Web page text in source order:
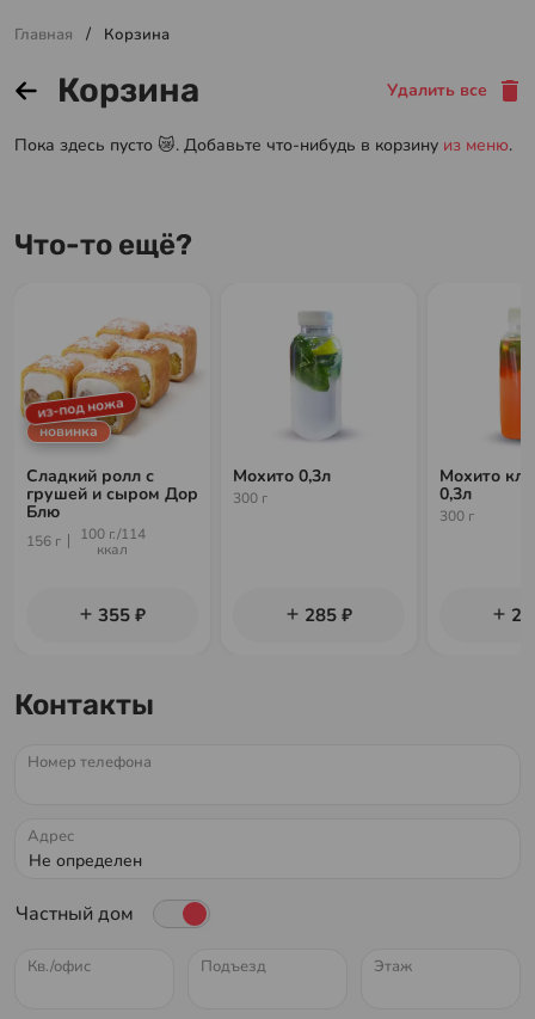
Главная / Корзина
Корзина Удалить все
Пока здесь пусто 😿. Добавьте что-нибудь в корзину из меню.
Что-то ещё?
из-под ножа
новинка
Сладкий ролл с
грушей и сыром Дор
Блю
156 г
100 г./114
ккал
355 ₽
Мохито 0,3л
300 г
285 ₽
Мохито
0,3л
300 г
Контакты
Номер телефона
Адрес
Частный дом
Кв./офис Подъезд Этаж